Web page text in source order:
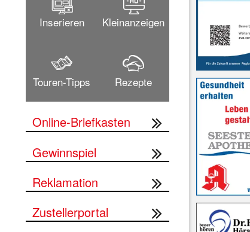
Inserieren Kleinanzeigen
Touren-Tipps Rezepte
Online-Briefkasten
Gewinnspiel
Reklamation
Zustellerportal